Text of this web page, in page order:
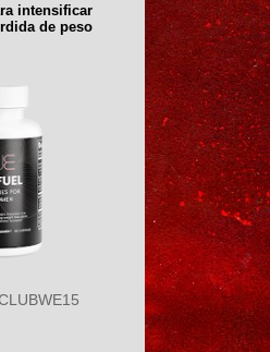
intensificar
de peso